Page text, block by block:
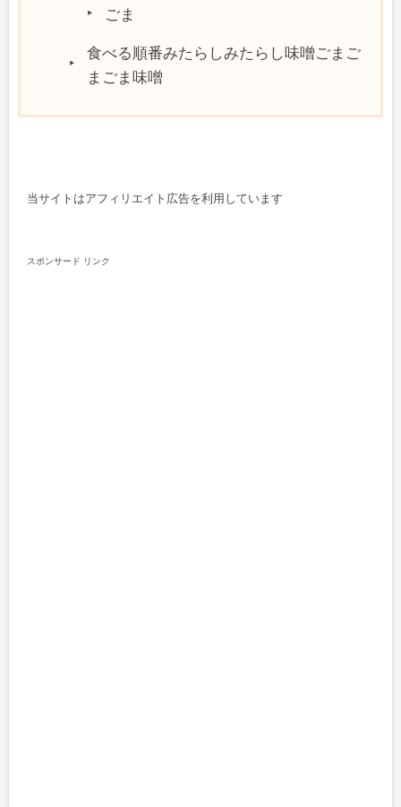
ごま
食べる順番みたらしみたらし味噌ごまご
まごま味噌
当サイトはアフィリエイト広告を利用しています
スポンサード リンク